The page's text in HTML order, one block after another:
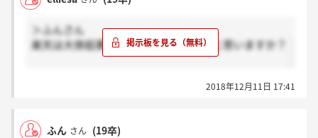
＞ふんさん
楽天は大体結果までどのぐらいかかると思いますか？
2018年12月11日 17:41
ふん さん (19卒)